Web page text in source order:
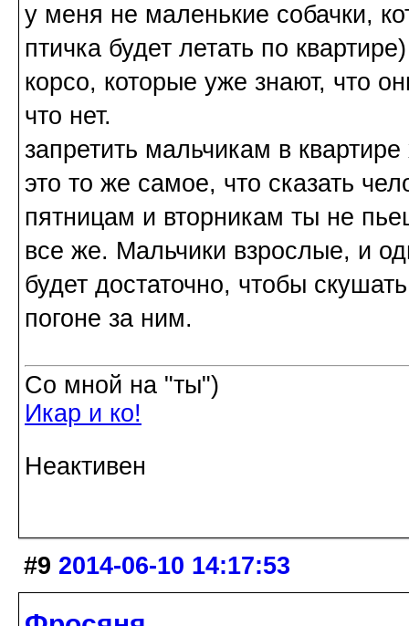
у меня не маленькие собачки,
птичка будет летать по
корсо, которые уже знают, что
что нет.
запретить мальчикам в
это то же самое, что сказать
пятницам и вторникам ты не
все же. Мальчики взрослые, и
будет достаточно, чтобы
погоне за ним.
Со мной на "ты")
Икар и ко!
Неактивен
#9 2014-06-10 14:17:53